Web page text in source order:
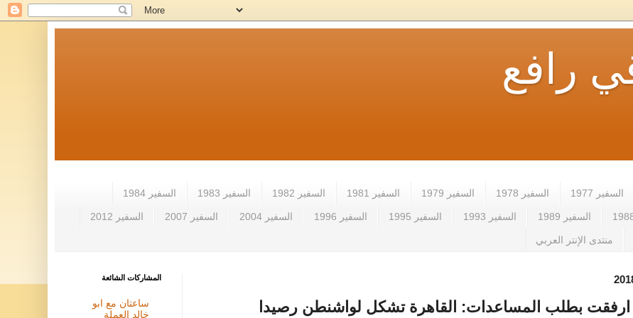
رافع
السفير 1977 السفير 1978 السفير 1979 السفير 1981 السفير 1982 السفير 1983 السفير 1984
السفير 1989 السفير 1993 السفير 1995 السفير 1996 السفير 2004 السفير 2007 السفير 2012
منتدى الإنتر العربي
ارفقت بطلب المساعدات: القاهرة تشكل لواشنطن رصيدا
المشاركات الشائعة
ساعتان مع ابو
خالد العملة